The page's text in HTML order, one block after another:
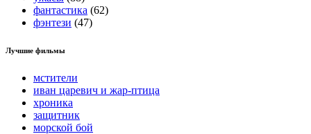
фантастика (62)
фэнтези (47)
Лучшие фильмы
мстители
иван царевич и жар-птица
хроника
защитник
морской бой